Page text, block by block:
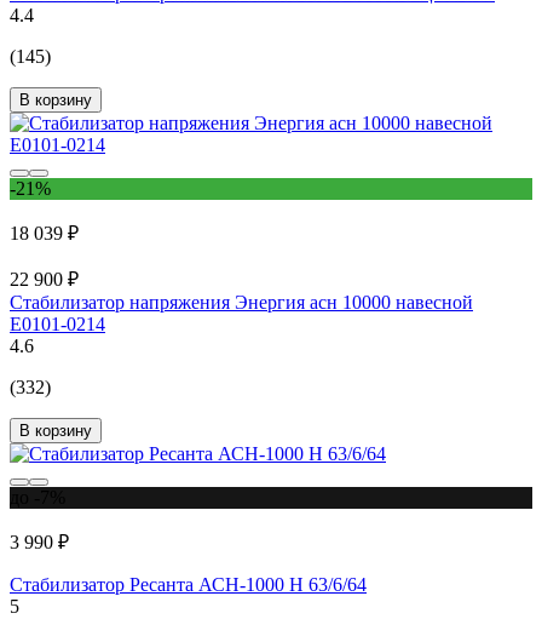
4.4
(145)
В корзину
-21%
18 039 ₽
22 900 ₽
Стабилизатор напряжения Энергия асн 10000 навесной
Е0101-0214
4.6
(332)
В корзину
3 990 ₽
Стабилизатор Ресанта АСН-1000 Н 63/6/64
5